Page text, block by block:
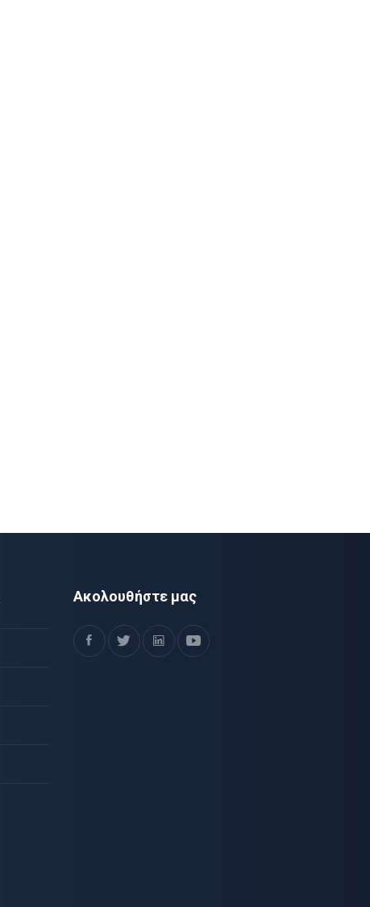
Ακολουθήστε μας